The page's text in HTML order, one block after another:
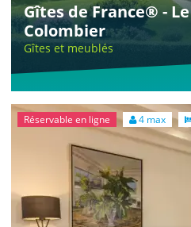
Gîtes de France® -
Colombier
Gîtes et meublés
Réservable en ligne 4 max